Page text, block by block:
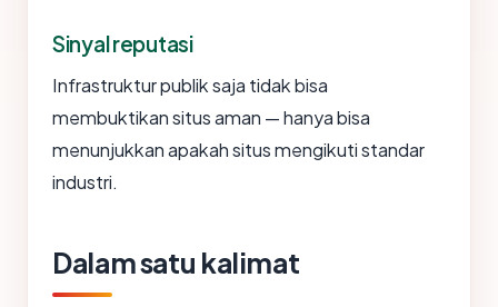
Sinyal reputasi
Infrastruktur publik saja tidak bisa
membuktikan situs aman — hanya bisa
menunjukkan apakah situs mengikuti standar
industri.
Dalam satu kalimat